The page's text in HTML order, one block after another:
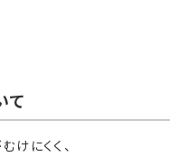
て
けにくく、